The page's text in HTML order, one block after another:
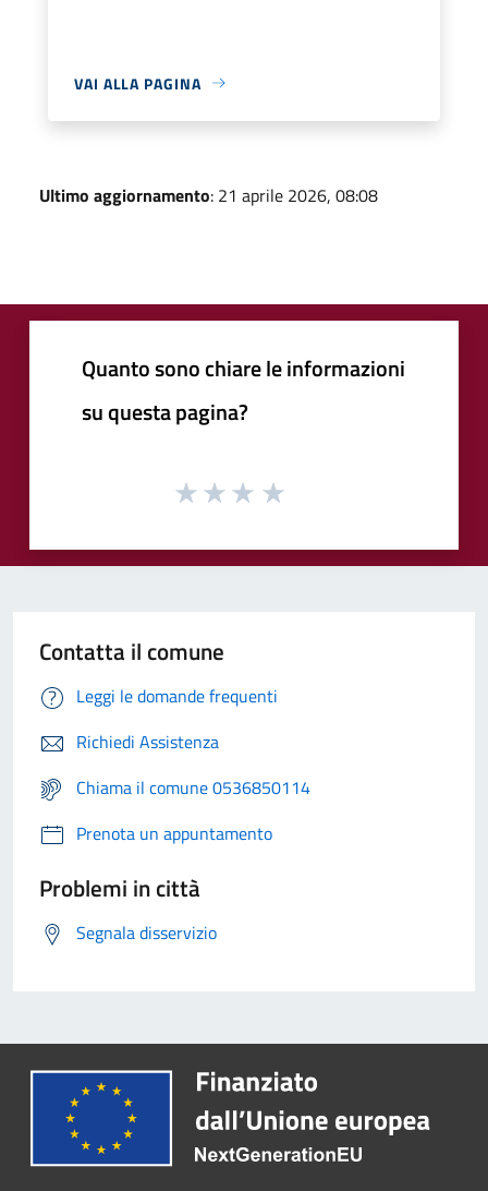
VAI ALLA PAGINA
Ultimo aggiornamento: 21 aprile 2026, 08:08
Quanto sono chiare le informazioni
su questa pagina?
Contatta il comune
Leggi le domande frequenti
Richiedi Assistenza
Chiama il comune 0536850114
Prenota un appuntamento
Problemi in città
Segnala disservizio